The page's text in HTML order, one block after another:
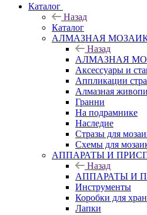
Каталог
Назад
Каталог
АЛМАЗНАЯ
Назад
АЛМАЗНАЯ
Аксессуары и
Аппликации
Алмазная
Гранни
На подрамнике
Наследие
Стразы для
Схемы для
АППАРАТЫ И
Назад
АППАРАТЫ И
Инструменты
Коробки для
Лапки